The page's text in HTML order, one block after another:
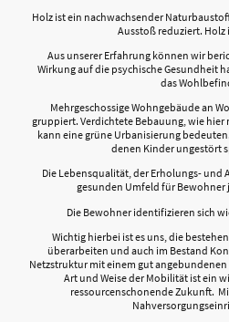
Holz ist ein nachwachsender
Ausstoß reduziert. Holz
Aus unserer Erfahrung können wir
Wirkung auf die psychische Gesundheit
das
Mehrgeschossige Wohngebäude an
gruppiert. Verdichtete Bebauung, wie
kann eine grüne Urbanisierung
denen Kinder ungestört
Die Lebensqualität, der Erholungs-
gesunden Umfeld für Bewohner
Die Bewohner identifizieren sich
Wichtig hierbei ist es uns, die
überarbeiten und auch im Bestand
Netzstruktur mit einem gut
Art und Weise der Mobilität ist ein
ressourcenschonende Zukunft.